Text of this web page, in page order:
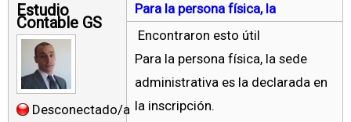
Estudio
Contable GS
Desconectado/a
Para la persona física, la
Encontraron esto útil
Para la persona física, la sede
administrativa es la declarada en
la inscripción.